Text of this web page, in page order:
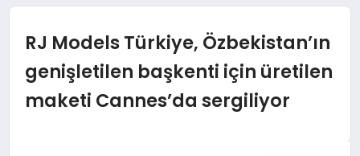
YAŞAM
RJ Models Türkiye, Özbekistan’ın
genişletilen başkenti için üretilen
maketi Cannes’da sergiliyor